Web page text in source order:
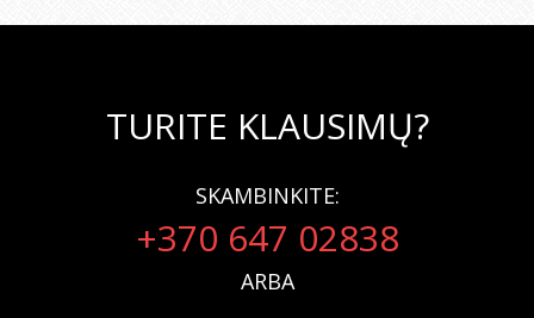
TURITE KLAUSIMŲ?
SKAMBINKITE:
+370 647 02838
ARBA